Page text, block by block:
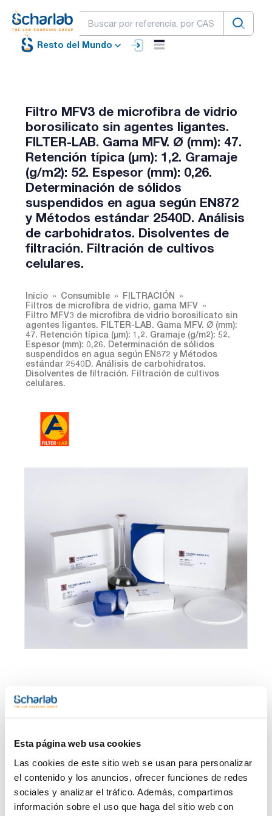
Esta página web usa cookies
Las cookies de este sitio web se usan para personalizar
el contenido y los anuncios, ofrecer funciones de redes
sociales y analizar el tráfico. Además, compartimos
información sobre el uso que haga del sitio web con
Resto del Mundo
Filtro MFV3 de microfibra de vidrio
borosilicato sin agentes ligantes.
FILTER-LAB. Gama MFV. Ø (mm): 47.
Retención típica (µm): 1,2. Gramaje
(g/m2): 52. Espesor (mm): 0,26.
Determinación de sólidos
suspendidos en agua según EN872
y Métodos estándar 2540D. Análisis
de carbohidratos. Disolventes de
filtración. Filtración de cultivos
celulares.
Inicio Consumible
FILTRACIÓN
Filtros de microfibra de vidrio, gama MFV
Filtro MFV3 de microfibra de vidrio borosilicato sin
agentes ligantes. FILTER-LAB. Gama MFV. Ø (mm):
47. Retención típica (µm): 1,2. Gramaje (g/m2): 52.
Espesor (mm): 0,26. Determinación de sólidos
suspendidos en agua según EN872 y Métodos
estándar 2540D. Análisis de carbohidratos.
Disolventes de filtración. Filtración de cultivos
celulares.
x 100 u. 0000MFV347
Imprimir ficha de
producto
Características
Diámetro (mm) : 47
Retención típica (μm) : 1,2